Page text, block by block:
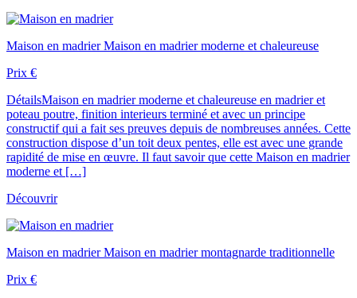
Maison en madrierMaison en madrier moderne et chaleureuse
Prix €
DétailsMaison en madrier moderne et chaleureuse en madrier et
poteau poutre, finition interieurs terminé et avec un principe
constructif qui a fait ses preuves depuis de nombreuses années. Cette
construction dispose d’un toit deux pentes, elle est avec une grande
rapidité de mise en œuvre. Il faut savoir que cette Maison en madrier
moderne et […]
Découvrir
Maison en madrierMaison en madrier montagnarde traditionnelle
Prix €